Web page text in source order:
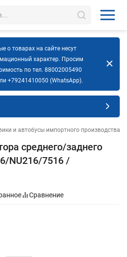
о товарах на сайте несут
характер. Просим
по тел. 88002005490
+79241410050 (WhatsApp).
и автобусы импортного производства
среднего/заднего
NU216/7516 /
Сравнение